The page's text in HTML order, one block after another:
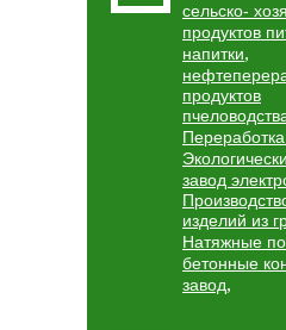
сельско-
продуктов
напитки,
продуктов
завод
изделий из
Натяжные
бетонные
завод,